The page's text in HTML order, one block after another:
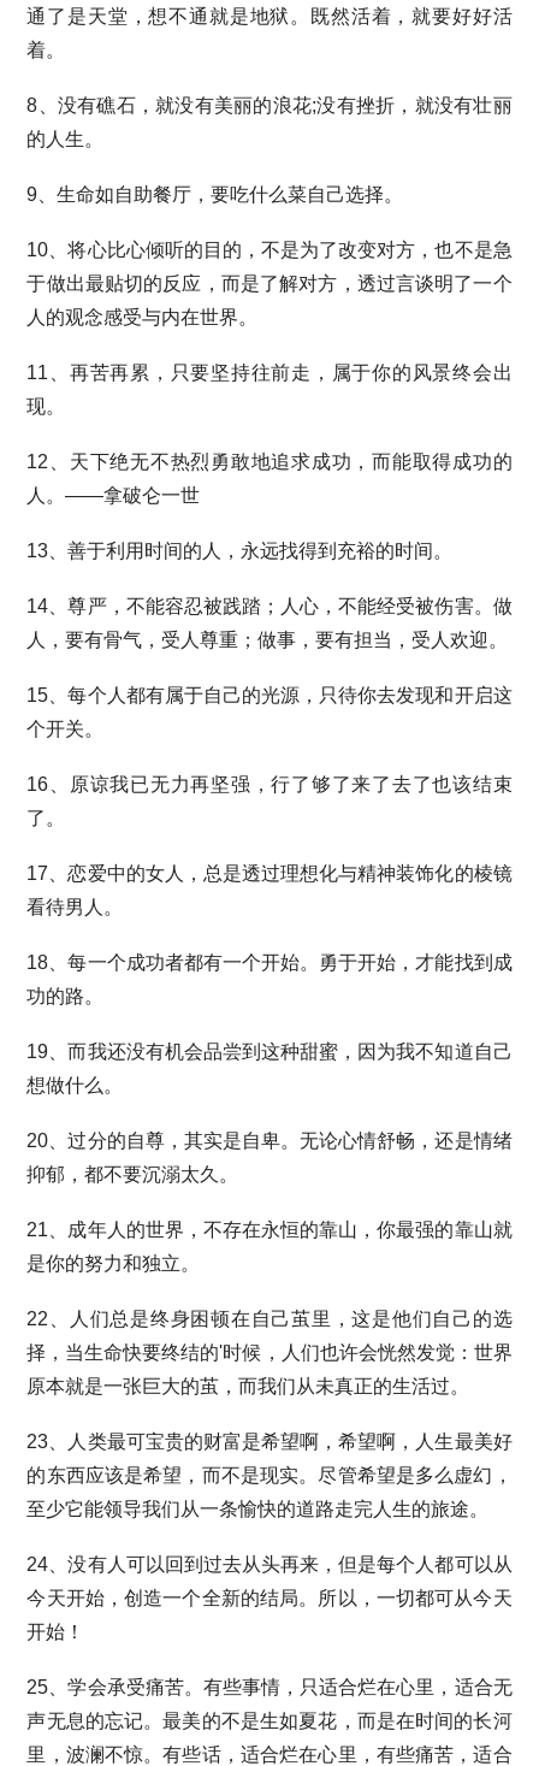
通了是天堂，想不通就是地狱。既然活着，就要好好活
着。
8、没有礁石，就没有美丽的浪花;没有挫折，就没有壮丽
的人生。
9、生命如自助餐厅，要吃什么菜自己选择。
10、将心比心倾听的目的，不是为了改变对方，也不是急
于做出最贴切的反应，而是了解对方，透过言谈明了一个
人的观念感受与内在世界。
11、再苦再累，只要坚持往前走，属于你的风景终会出
现。
12、天下绝无不热烈勇敢地追求成功，而能取得成功的
人。——拿破仑一世
13、善于利用时间的人，永远找得到充裕的时间。
14、尊严，不能容忍被践踏；人心，不能经受被伤害。做
人，要有骨气，受人尊重；做事，要有担当，受人欢迎。
15、每个人都有属于自己的光源，只待你去发现和开启这
个开关。
16、原谅我已无力再坚强，行了够了来了去了也该结束
了。
17、恋爱中的女人，总是透过理想化与精神装饰化的棱镜
看待男人。
18、每一个成功者都有一个开始。勇于开始，才能找到成
功的路。
19、而我还没有机会品尝到这种甜蜜，因为我不知道自己
想做什么。
20、过分的自尊，其实是自卑。无论心情舒畅，还是情绪
抑郁，都不要沉溺太久。
21、成年人的世界，不存在永恒的靠山，你最强的靠山就
是你的努力和独立。
22、人们总是终身困顿在自己茧里，这是他们自己的选
择，当生命快要终结的'时候，人们也许会恍然发觉：世界
原本就是一张巨大的茧，而我们从未真正的生活过。
23、人类最可宝贵的财富是希望啊，希望啊，人生最美好
的东西应该是希望，而不是现实。尽管希望是多么虚幻，
至少它能领导我们从一条愉快的道路走完人生的旅途。
24、没有人可以回到过去从头再来，但是每个人都可以从
今天开始，创造一个全新的结局。所以，一切都可从今天
开始！
25、学会承受痛苦。有些事情，只适合烂在心里，适合无
声无息的忘记。最美的不是生如夏花，而是在时间的长河
里，波澜不惊。有些话，适合烂在心里，有些痛苦，适合